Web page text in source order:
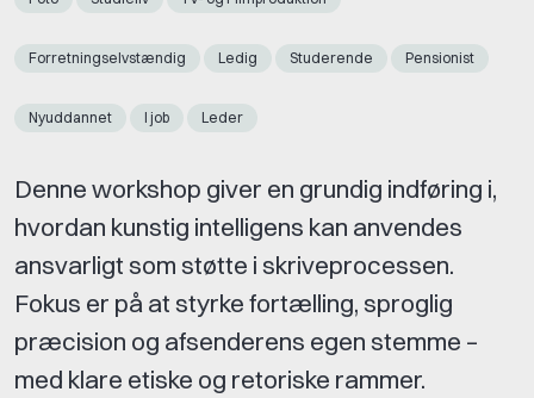
Forretningselvstændig Ledig Studerende Pensionist
Nyuddannet I job Leder
Denne workshop giver en grundig indføring i,
hvordan kunstig intelligens kan anvendes
ansvarligt som støtte i skriveprocessen.
Fokus er på at styrke fortælling, sproglig
præcision og afsenderens egen stemme –
med klare etiske og retoriske rammer.